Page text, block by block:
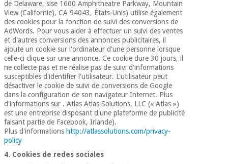
de Delaware, sise 1600 Amphitheatre Parkway, Mountain
View (Californie), CA 94043, États-Unis) utilise également
des cookies pour la fonction de suivi des conversions de
AdWords. Pour vous aider à effectuer un suivi des ventes
et d'autres conversions des annonces publicitaires, il
ajoute un cookie sur l'ordinateur d'une personne lorsque
celle-ci clique sur une annonce. Ce cookie dure 30 jours, il
ne collecte pas et ne réalise pas de suivi d'informations
susceptibles d'identifier l'utilisateur. L'utilisateur peut
désactiver le cookie de suivi de conversions de Google
dans la configuration de son navigateur Internet. Plus
d'informations sur . Atlas Atlas Solutions, LLC (« Atlas »)
est une entreprise disposant d'une plateforme de publicité
faisant partie de Facebook, Irlande).
Plus d'informations http://atlassolutions.com/privacy-
policy
4. Cookies de redes sociales